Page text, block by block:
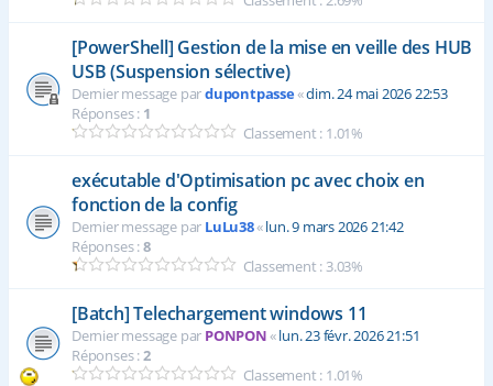
[PowerShell] Gestion de la mise en veille des HUB
USB (Suspension sélective)
Dernier message pardupontpasse«dim. 24 mai 2026 22:53
Réponses : 1
Classement : 1.01%
exécutable d'Optimisation pc avec choix en
fonction de la config
Dernier message par LuLu38«lun. 9 mars 2026 21:42
Réponses :8
Classement : 3.03%
[Batch] Telechargement windows 11
Dernier message par PONPON«lun. 23 févr. 2026 21:51
Réponses :2
Classement : 1.01%